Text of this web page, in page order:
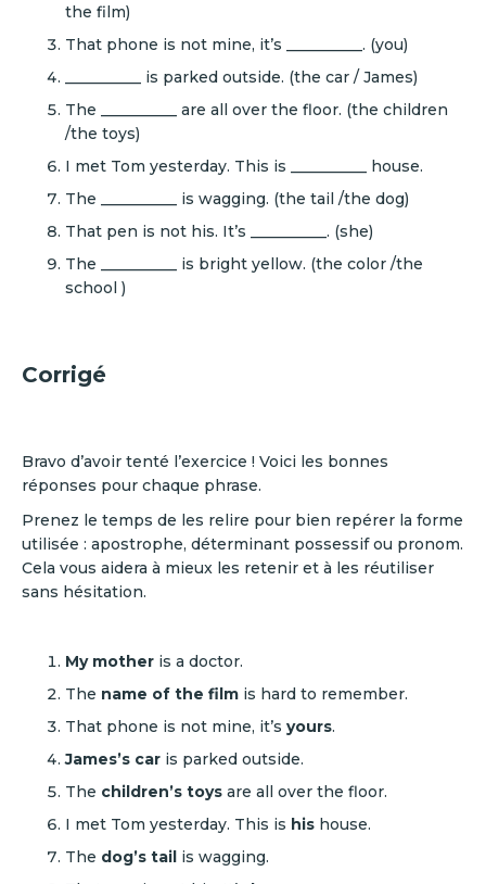
the film)
That phone is not mine, it’s __________. (you)
__________ is parked outside. (the car / James)
The __________ are all over the floor. (the children
/the toys)
I met Tom yesterday. This is __________ house.
The __________ is wagging. (the tail /the dog)
That pen is not his. It’s __________. (she)
The __________ is bright yellow. (the color /the
school )
Corrigé
Bravo d’avoir tenté l’exercice ! Voici les bonnes
réponses pour chaque phrase.
Prenez le temps de les relire pour bien repérer la forme
utilisée : apostrophe, déterminant possessif ou pronom.
Cela vous aidera à mieux les retenir et à les réutiliser
sans hésitation.
My mother is a doctor.
The name of the film is hard to remember.
That phone is not mine, it’s yours.
James’s car is parked outside.
The children’s toys are all over the floor.
I met Tom yesterday. This is his house.
The dog’s tail is wagging.